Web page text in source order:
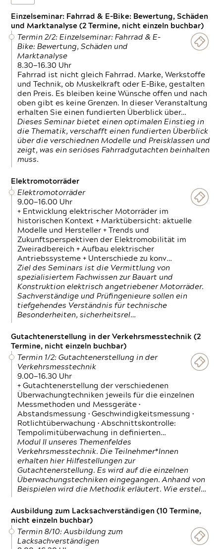
Einzelseminar: Fahrrad & E-Bike: Bewertung, Schäden
und Marktanalyse (2 Termine, nicht einzeln buchbar)
Termin 2/2: Einzelseminar: Fahrrad & E-
Bike: Bewertung, Schäden und
Marktanalyse
8.30—16.30 Uhr
Fahrrad ist nicht gleich Fahrrad. Marke, Werkstoffe
und Technik, ob Muskelkraft oder E-Bike, gestalten
den Preis. Es bleiben keine Wünsche offen und nach
oben gibt es keine Grenzen. In dieser Veranstaltung
erhalten Sie einen fundierten Überblick über…
Dieses Seminar bietet einen optimalen Einstieg in
die Thematik, verschafft einen fundierten Überblick
über die verschiednen Modelle und Preisklassen und
zeigt, was ein seriöses Fahrradgutachten beinhalten
muss.
Elektromotorräder
Elektromotorräder
9.00—16.00 Uhr
+ Entwicklung elektrischer Motorräder im
historischen Kontext + Marktübersicht: aktuelle
Modelle und Hersteller + Trends und
Zukunftsperspektiven der Elektromobilität im
Zweiradbereich + Aufbau elektrischer
Antriebssysteme + Unterschiede zu konv…
Ziel des Seminars ist die Vermittlung von
spezialisiertem Fachwissen zur Bauart und
Konstruktion elektrisch angetriebener Motorräder.
Sachverständige und Prüfingenieure sollen ein
tiefgehendes Verständnis für technische
Besonderheiten, sicherheitsrel…
Gutachtenerstellung in der Verkehrsmesstechnik (2
Termine, nicht einzeln buchbar)
Termin 1/2: Gutachtenerstellung in der
Verkehrsmesstechnik
9.00—16.30 Uhr
+ Gutachtenerstellung der verschiedenen
Überwachungtechniken jeweils für die einzelnen
Messmethoden und Messgeräte •
Abstandsmessung • Geschwindigkeitsmessung •
Rotlichtüberwachung • Abschnittskontrolle:
Tempolimitüberwachung in definierten…
Modul II unseres Themenfeldes
Verkehrsmesstechnik. Die Teilnehmer*Innen
erhalten hier Hilfestellungen zur
Gutachtenerstellung. Es wird auf die einzelnen
Überwachungstechniken eingegangen. Anhand von
Beispielen wird die Methodik erläutert. Wie erstel…
Ausbildung zum Lacksachverständigen (10 Termine,
nicht einzeln buchbar)
Termin 8/10: Ausbildung zum
Lacksachverständigen